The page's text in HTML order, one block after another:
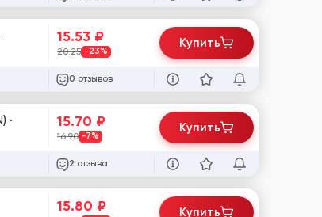
15.53 ₽
20.25 -23%
0 отзывов
Купить
15.70 ₽
16.90 -7%
2 отзыва
Купить
15.80 ₽ Купить